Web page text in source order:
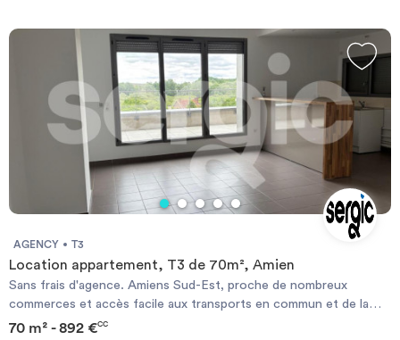
https://www.georisques.gouv.fr
AGENCY T3
Location appartement, T3 de 70m², Amien
Sans frais d'agence. Amiens Sud-Est, proche de nombreux
commerces et accès facile aux transports en commun et de la
rocade, nous vous proposons à la location ce beau duplex qui
70 m² - 892 €CC